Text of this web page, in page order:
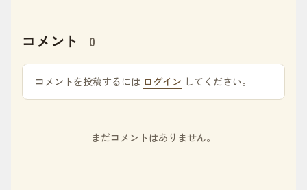
コメント 0
コメントを投稿するには ログイン してください。
まだコメントはありません。